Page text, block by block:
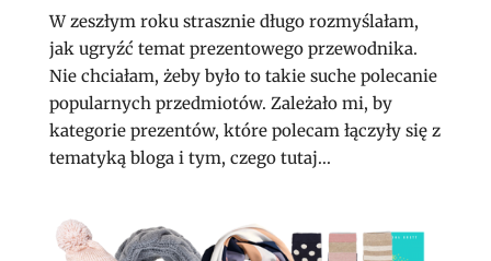
W zeszłym roku strasznie długo rozmyślałam,
jak ugryźć temat prezentowego przewodnika.
Nie chciałam, żeby było to takie suche polecanie
popularnych przedmiotów. Zależało mi, by
kategorie prezentów, które polecam łączyły się z
tematyką bloga i tym, czego tutaj...